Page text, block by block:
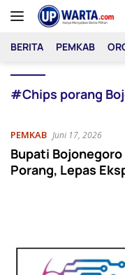
Langsung
BERITA PEMKAB
#Chips porang
PEMKAB Juni 17, 2026
Bupati
Porang, Lepas